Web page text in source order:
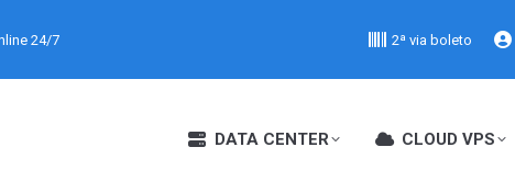
24/7 2ª via boleto
DATA CENTER CLOUD VPS